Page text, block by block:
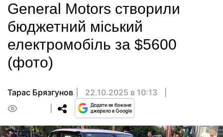
General Motors створили
бюджетний міський
електромобіль за $5600
(фото)
Тарас Брязгунов
22.10.2025 в 10:13